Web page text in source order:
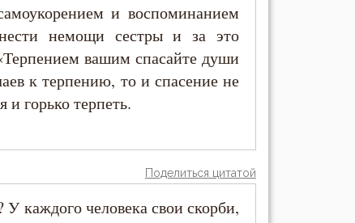
и воспоминанием
немощи сестры и за это
вашим спасайте души
к терпению, то и спасение не
и горько терпеть.
Поделиться цитатой
каждого человека свои скорби,